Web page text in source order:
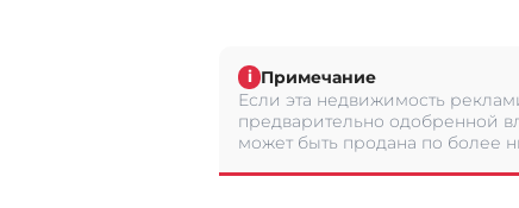
i Примечание
Если эта недвижимость
предварительно одобренной
может быть продана по более